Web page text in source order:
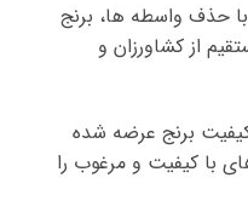
حذف واسطه ها، برنج
از کشاورزان و
کیفیت برنج عرضه شده
با کیفیت و مرغوب را